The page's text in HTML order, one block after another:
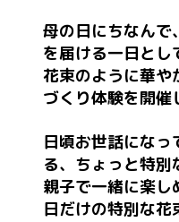
母の日にちなんで
を届ける一日とし
花束のように華や
づくり体験を開催
日頃お世話にな
る、ちょっと特別
親子で一緒に楽し
日だけの特別な花